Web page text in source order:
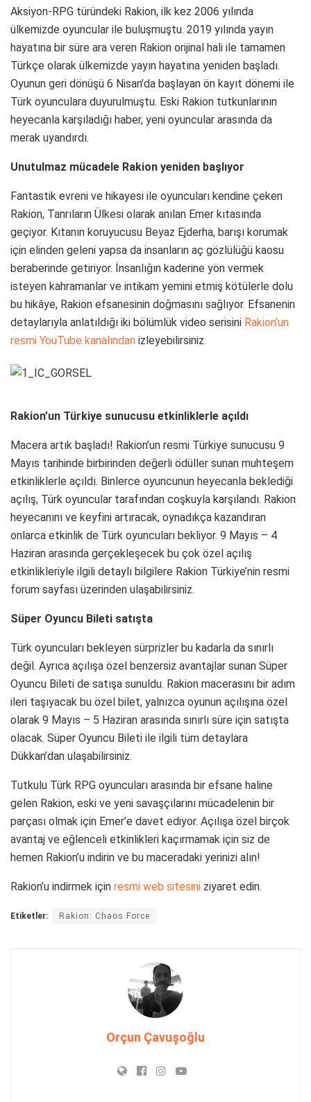
Aksiyon-RPG türündeki Rakion, ilk kez 2006 yılında
ülkemizde oyuncular ile buluşmuştu. 2019 yılında yayın
hayatına bir süre ara veren Rakion orijinal hali ile tamamen
Türkçe olarak ülkemizde yayın hayatına yeniden başladı.
Oyunun geri dönüşü 6 Nisan’da başlayan ön kayıt dönemi ile
Türk oyunculara duyurulmuştu. Eski Rakion tutkunlarının
heyecanla karşıladığı haber, yeni oyuncular arasında da
merak uyandırdı.
Unutulmaz mücadele Rakion yeniden başlıyor
Fantastik evreni ve hikayesi ile oyuncuları kendine çeken
Rakion, Tanrıların Ülkesi olarak anılan Emer kıtasında
geçiyor. Kıtanın koruyucusu Beyaz Ejderha, barışı korumak
için elinden geleni yapsa da insanların aç gözlülüğü kaosu
beraberinde getiriyor. İnsanlığın kaderine yön vermek
isteyen kahramanlar ve intikam yemini etmiş kötülerle dolu
bu hikâye, Rakion efsanesinin doğmasını sağlıyor. Efsanenin
detaylarıyla anlatıldığı iki bölümlük video serisini Rakion’un
resmi YouTube kanalından izleyebilirsiniz.
Rakion’un Türkiye sunucusu etkinliklerle açıldı
Macera artık başladı! Rakion’un resmi Türkiye sunucusu 9
Mayıs tarihinde birbirinden değerli ödüller sunan muhteşem
etkinliklerle açıldı. Binlerce oyuncunun heyecanla beklediği
açılış, Türk oyuncular tarafından coşkuyla karşılandı. Rakion
heyecanını ve keyfini artıracak, oynadıkça kazandıran
onlarca etkinlik de Türk oyuncuları bekliyor. 9 Mayıs – 4
Haziran arasında gerçekleşecek bu çok özel açılış
etkinlikleriyle ilgili detaylı bilgilere Rakion Türkiye’nin resmi
forum sayfası üzerinden ulaşabilirsiniz.
Süper Oyuncu Bileti satışta
Türk oyuncuları bekleyen sürprizler bu kadarla da sınırlı
değil. Ayrıca açılışa özel benzersiz avantajlar sunan Süper
Oyuncu Bileti de satışa sunuldu. Rakion macerasını bir adım
ileri taşıyacak bu özel bilet, yalnızca oyunun açılışına özel
olarak 9 Mayıs – 5 Haziran arasında sınırlı süre için satışta
olacak. Süper Oyuncu Bileti ile ilgili tüm detaylara
Dükkan’dan ulaşabilirsiniz.
Tutkulu Türk RPG oyuncuları arasında bir efsane haline
gelen Rakion, eski ve yeni savaşçılarını mücadelenin bir
parçası olmak için Emer’e davet ediyor. Açılışa özel birçok
avantaj ve eğlenceli etkinlikleri kaçırmamak için siz de
hemen Rakion’u indirin ve bu maceradaki yerinizi alın!
Rakion’u indirmek için resmi web sitesini ziyaret edin.
Etiketler: Rakion: Chaos Force
Orçun Çavuşoğlu